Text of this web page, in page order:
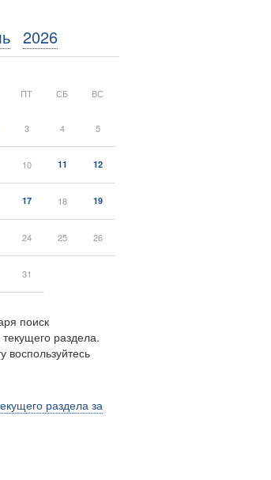
2026
ПТ СБ ВС
3 4 5
10 11 12
17 18 19
24 25 26
31
поиск
раздела.
воспользуйтесь
раздела за